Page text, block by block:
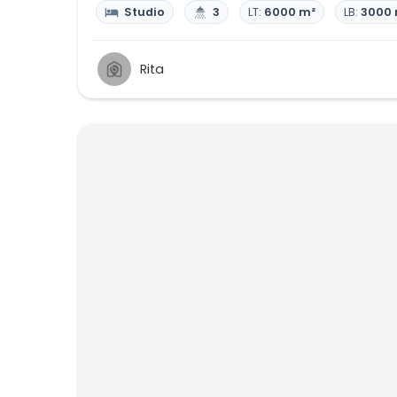
Studio 3 LT: 6000 m² LB: 3000
Rita